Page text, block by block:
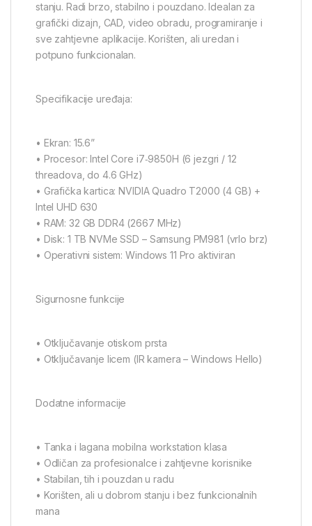
stanju. Radi brzo, stabilno i pouzdano. Idealan za
grafički dizajn, CAD, video obradu, programiranje i
sve zahtjevne aplikacije. Korišten, ali uredan i
potpuno funkcionalan.
Specifikacije uređaja:
• Ekran: 15.6”
• Procesor: Intel Core i7‑9850H (6 jezgri / 12
threadova, do 4.6 GHz)
• Grafička kartica: NVIDIA Quadro T2000 (4 GB) +
Intel UHD 630
• RAM: 32 GB DDR4 (2667 MHz)
• Disk: 1 TB NVMe SSD – Samsung PM981 (vrlo brz)
• Operativni sistem: Windows 11 Pro aktiviran
Sigurnosne funkcije
• Otključavanje otiskom prsta
• Otključavanje licem (IR kamera – Windows Hello)
Dodatne informacije
• Tanka i lagana mobilna workstation klasa
• Odličan za profesionalce i zahtjevne korisnike
• Stabilan, tih i pouzdan u radu
• Korišten, ali u dobrom stanju i bez funkcionalnih
mana